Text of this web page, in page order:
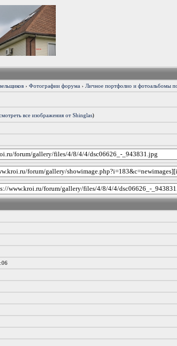
›Фотографии форума ›Личное портфолио и фотоальбомы
все изображения от Shinglas)